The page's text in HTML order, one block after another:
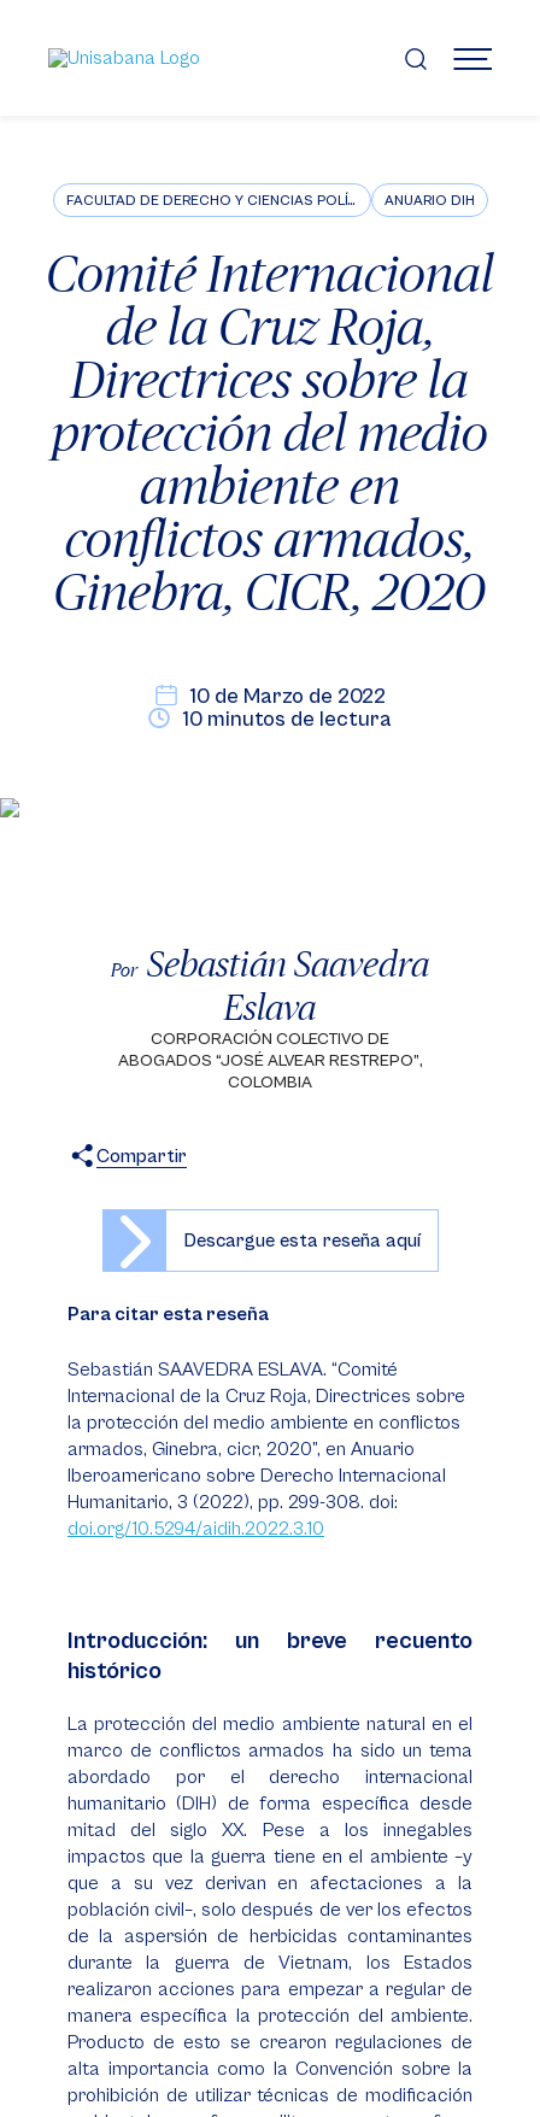
contenido
principal
MENÚ
FACULTAD DE DERECHO Y CIENCIAS POLÍTICAS ANUARIO DIH
Comité Internacional
de la Cruz Roja,
Directrices sobre la
protección del medio
ambiente en
conflictos armados,
Ginebra, CICR, 2020
10 de Marzo de 2022
10 minutos de lectura
Por Sebastián Saavedra
Eslava
CORPORACIÓN COLECTIVO DE
ABOGADOS “JOSÉ ALVEAR RESTREPO”,
COLOMBIA
Compartir
Descargue esta reseña aquí
Para citar esta reseña
Sebastián SAAVEDRA ESLAVA. “Comité
Internacional de la Cruz Roja, Directrices sobre
la protección del medio ambiente en conflictos
armados, Ginebra, cicr, 2020”, en Anuario
Iberoamericano sobre Derecho Internacional
Humanitario, 3 (2022), pp. 299-308. doi:
doi.org/10.5294/aidih.2022.3.10
Introducción: un breve recuento
histórico
La protección del medio ambiente natural en el
marco de conflictos armados ha sido un tema
abordado por el derecho internacional
humanitario (DIH) de forma específica desde
mitad del siglo XX. Pese a los innegables
impactos que la guerra tiene en el ambiente –y
que a su vez derivan en afectaciones a la
población civil–, solo después de ver los efectos
de la aspersión de herbicidas contaminantes
durante la guerra de Vietnam, los Estados
realizaron acciones para empezar a regular de
manera específica la protección del ambiente.
Producto de esto se crearon regulaciones de
alta importancia como la Convención sobre la
prohibición de utilizar técnicas de modificación